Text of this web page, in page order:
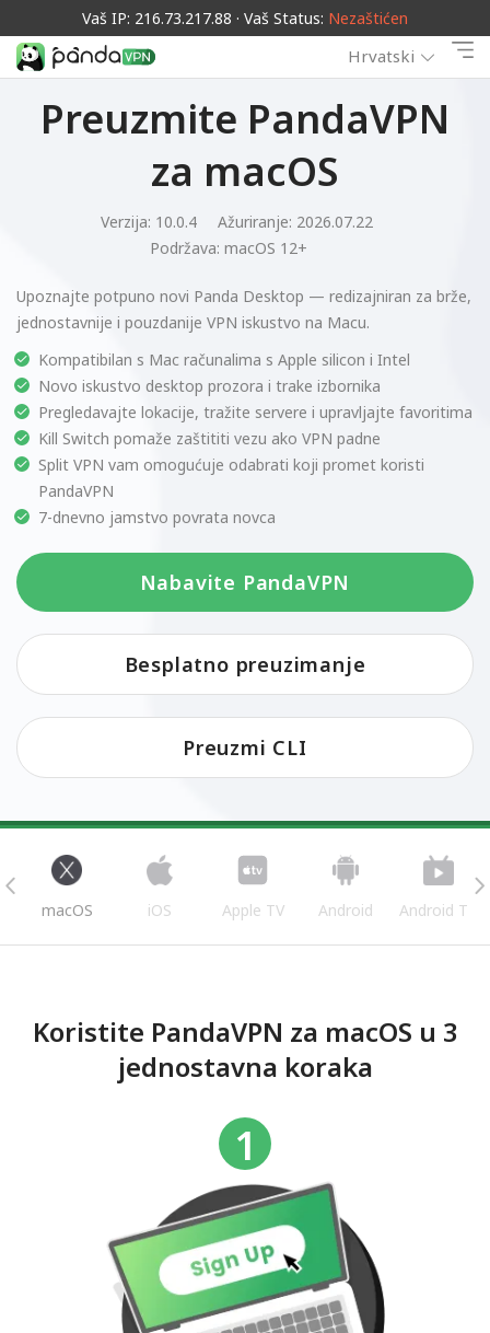
Vaš IP: 216.73.217.88 · Vaš Status: Nezaštićen
Hrvatski
Preuzmite PandaVPN
za macOS
Verzija: 10.0.4
Ažuriranje: 2026.07.22
Podržava: macOS 12+
Upoznajte potpuno novi Panda Desktop — redizajniran za brže,
jednostavnije i pouzdanije VPN iskustvo na Macu.
Kompatibilan s Mac računalima s Apple silicon i Intel
Novo iskustvo desktop prozora i trake izbornika
Pregledavajte lokacije, tražite servere i upravljajte favoritima
Kill Switch pomaže zaštititi vezu ako VPN padne
Split VPN vam omogućuje odabrati koji promet koristi
PandaVPN
7-dnevno jamstvo povrata novca
Nabavite PandaVPN
Besplatno preuzimanje
Preuzmi CLI
macOS iOS Apple TV Android Android TV
Koristite PandaVPN za macOS u 3
jednostavna koraka